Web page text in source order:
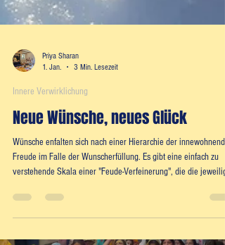
1. Jan.
3 Min. Lesezeit
Innere Verwirklichung
Neue Wünsche, neues Glück
Wünsche enfalten sich nach einer Hierarchie der
verstehende Skala einer "Feude-Verfeinerung", die die jeweilige
treiben die meisten Menschen an. Die Erfüllung oder